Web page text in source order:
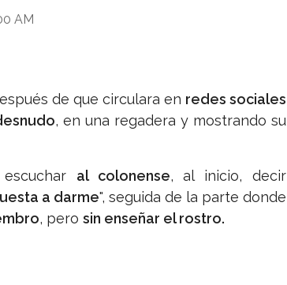
AM
de que circulara en redes sociales
, en una regadera y mostrando su
al colonense, al inicio, decir
a darme", seguida de la parte donde
, pero sin enseñar el rostro.